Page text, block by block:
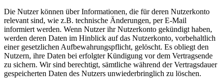
Die Nutzer können über Informationen, die für deren Nutzerkonto
relevant sind, wie z.B. technische Änderungen, per E-Mail
informiert werden. Wenn Nutzer ihr Nutzerkonto gekündigt haben,
werden deren Daten im Hinblick auf das Nutzerkonto, vorbehaltlich
einer gesetzlichen Aufbewahrungspflicht, gelöscht. Es obliegt den
Nutzern, ihre Daten bei erfolgter Kündigung vor dem Vertragsende
zu sichern. Wir sind berechtigt, sämtliche während der Vertragsdauer
gespeicherten Daten des Nutzers unwiederbringlich zu löschen.